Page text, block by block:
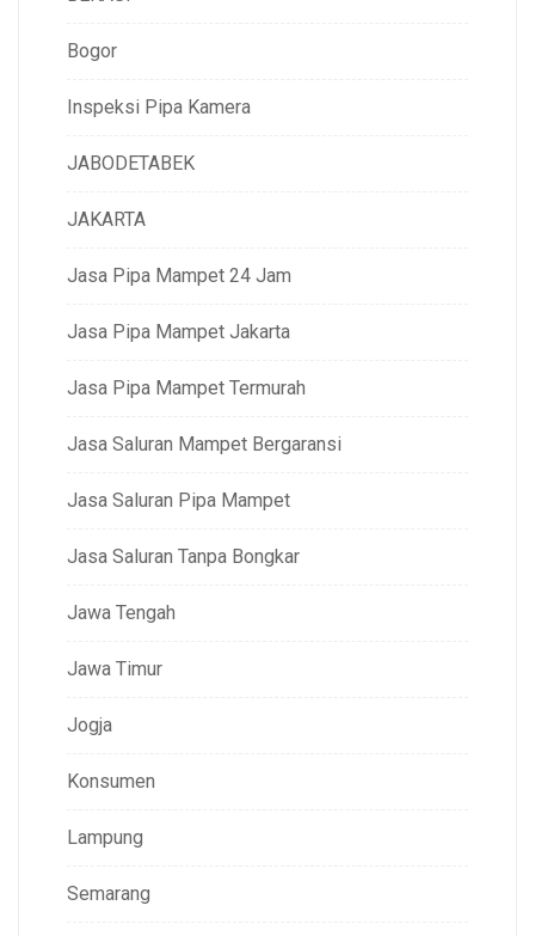
Bogor
Inspeksi Pipa Kamera
JABODETABEK
JAKARTA
Jasa Pipa Mampet 24 Jam
Jasa Pipa Mampet Jakarta
Jasa Pipa Mampet Termurah
Jasa Saluran Mampet Bergaransi
Jasa Saluran Pipa Mampet
Jasa Saluran Tanpa Bongkar
Jawa Tengah
Jawa Timur
Jogja
Konsumen
Lampung
Semarang